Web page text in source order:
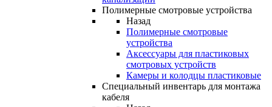
Полимерные смотровые устройства
Назад
Полимерные смотровые
устройства
Аксессуары для пластиковых
смотровых устройств
Камеры и колодцы пластиковые
Специальный инвентарь для монтажа
кабеля